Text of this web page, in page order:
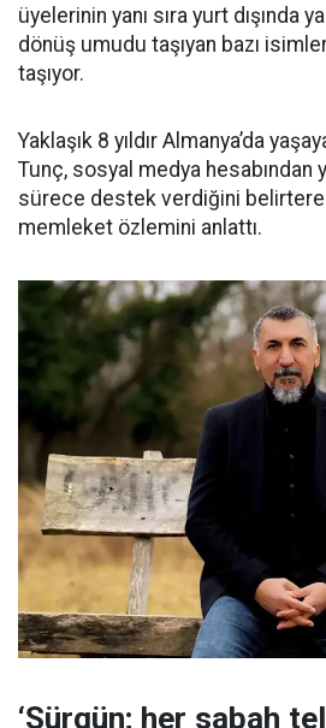
üyelerinin yanı sıra yurt dışında
dönüş umudu taşıyan bazı
taşıyor.
Yaklaşık 8 yıldır Almanya’da
Tunç, sosyal medya hesabından
sürece destek verdiğini
memleket özlemini anlattı.
‘Sürgün; her sabah